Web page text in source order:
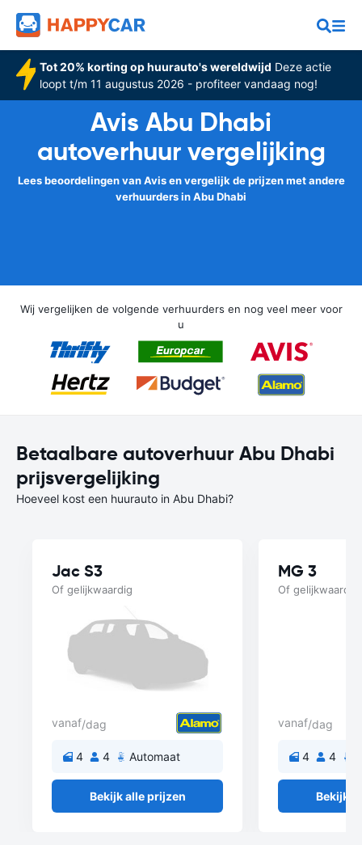
Tot 20% korting op huurauto's wereldwijd Deze actie
loopt t/m 11 augustus 2026 - profiteer vandaag nog!
Avis Abu Dhabi
autoverhuur vergelijking
Lees beoordelingen van Avis en vergelijk de prijzen met andere
verhuurders in Abu Dhabi
Wij vergelijken de volgende verhuurders en nog veel meer voor
u
Betaalbare autoverhuur Abu Dhabi
prijsvergelijking
Hoeveel kost een huurauto in Abu Dhabi?
Jac S3
Of gelijkwaardig
vanaf/dag
4 4 Automaat
Bekijk alle prijzen
MG 3
Of gelijkwaardig
vanaf/dag
4 4
Bekijk